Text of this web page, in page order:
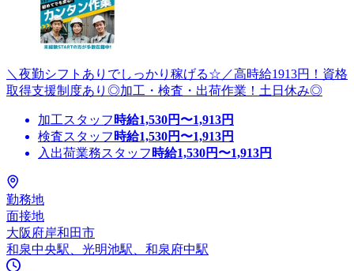
＼夜勤シフトありでしっかり稼げる☆／高時給1913円！資格
取得支援制度あり◎加工・検査・出荷作業！土日休み◎
加工スタッフ 時給1,530円〜1,913円
検査スタッフ 時給1,530円〜1,913円
入出荷業務スタッフ 時給1,530円〜1,913円
勤務地
面接地
大阪府岸和田市
和泉中央駅、光明池駅、和泉府中駅